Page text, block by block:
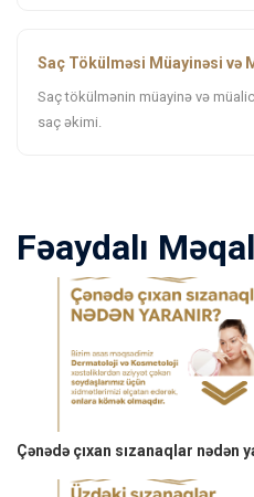
Saç Tökülməsi Müayinəsi və
Saç tökülmənin müayinə və
saç əkimi.
Fəaydalı
Çənədə çıxan sızanaqlar nədən